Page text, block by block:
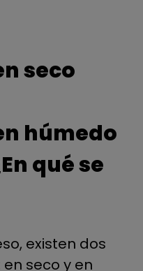
seco
húmedo
qué se
existen dos
seco y en